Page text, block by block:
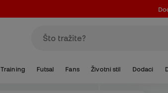
Training Futsal Fans Životni stil Dodaci